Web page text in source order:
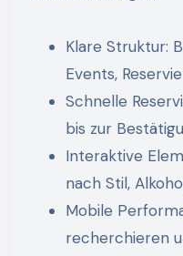
Klare Struktur:
Events,
Schnelle
bis zur
Interaktive
nach Stil,
Mobile
recherchieren